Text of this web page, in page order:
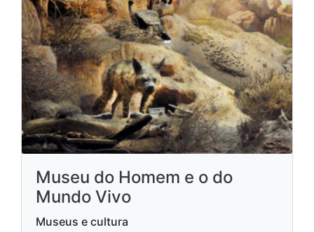
Museu do Homem e o do
Mundo Vivo
Museus e cultura